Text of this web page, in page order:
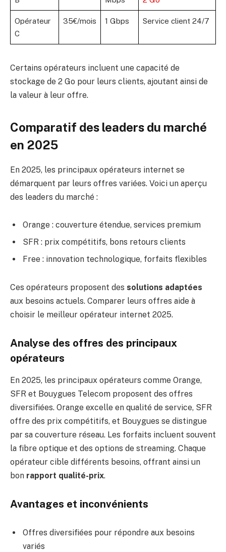
Opérateur
C
35€/mois 1 Gbps Service client 24/7
Certains opérateurs incluent une capacité de
stockage de 2 Go pour leurs clients, ajoutant ainsi de
la valeur à leur offre.
Comparatif des leaders du marché
en 2025
En 2025, les principaux opérateurs internet se
démarquent par leurs offres variées. Voici un aperçu
des leaders du marché :
Orange : couverture étendue, services premium
SFR : prix compétitifs, bons retours clients
Free : innovation technologique, forfaits flexibles
Ces opérateurs proposent des solutions adaptées
aux besoins actuels. Comparer leurs offres aide à
choisir le meilleur opérateur internet 2025.
Analyse des offres des principaux
opérateurs
En 2025, les principaux opérateurs comme Orange,
SFR et Bouygues Telecom proposent des offres
diversifiées. Orange excelle en qualité de service, SFR
offre des prix compétitifs, et Bouygues se distingue
par sa couverture réseau. Les forfaits incluent souvent
la fibre optique et des options de streaming. Chaque
opérateur cible différents besoins, offrant ainsi un
bon rapport qualité-prix.
Avantages et inconvénients
Offres diversifiées pour répondre aux besoins
variés